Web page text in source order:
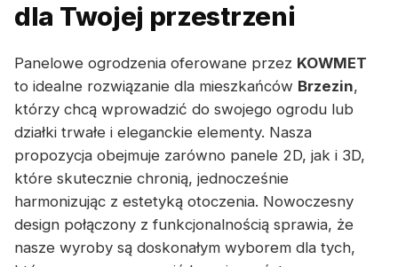
dla Twojej przestrzeni
Panelowe ogrodzenia oferowane przez KOWMET
to idealne rozwiązanie dla mieszkańców Brzezin,
którzy chcą wprowadzić do swojego ogrodu lub
działki trwałe i eleganckie elementy. Nasza
propozycja obejmuje zarówno panele 2D, jak i 3D,
które skutecznie chronią, jednocześnie
harmonizując z estetyką otoczenia. Nowoczesny
design połączony z funkcjonalnością sprawia, że
nasze wyroby są doskonałym wyborem dla tych,